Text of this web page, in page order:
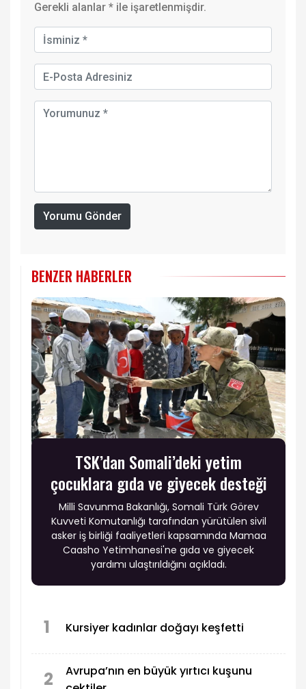
Gerekli alanlar * ile işaretlenmişdir.
Yorumu Gönder
BENZER HABERLER
TSK’dan Somali’deki yetim
çocuklara gıda ve giyecek desteği
Milli Savunma Bakanlığı, Somali Türk Görev
Kuvveti Komutanlığı tarafından yürütülen sivil
asker iş birliği faaliyetleri kapsamında Mamaa
Caasho Yetimhanesi'ne gıda ve giyecek
yardımı ulaştırıldığını açıkladı.
1 Kursiyer kadınlar doğayı keşfetti
2
Avrupa’nın en büyük yırtıcı kuşunu